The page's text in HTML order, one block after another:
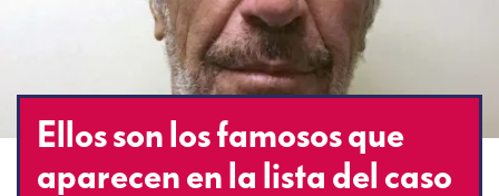
Ellos son los famosos que
aparecen en la lista del caso